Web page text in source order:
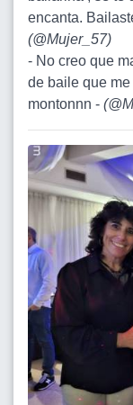
encanta.
(@Mujer_57)
- No creo que
de baile que
montonnn - (